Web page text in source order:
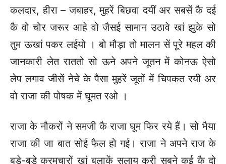
कलदार, हीरा – जबाहर, मुहरें बिछवा दयीं अर सबसें कै दई
कै वो चोर जरूर आहे वो जैसई सामान उठावे खां झुके सो
तुम ऊखां पकर लईयो । बो मौड़ा तो मालन सें पूरे महल की
जानकारी लेत राततो सो ऊने अपने जूतन में कोनऊ ऐसो
लेप लगाव जीसें नेचे के पैसा मुहरें जूतों में चिपकत रयी अर
वो राजा की पोषक में घूमत रओ ।
राजा के नौकरों ने समजी कै राजा घूम फिर रये हैं। सो भैया
राजा की जा बात सोई फैल हो गई। राजा ने अपने राज के
बड़े-बड़े करमचारों खां बुलाकें सलाय करी सबने कई कै दो